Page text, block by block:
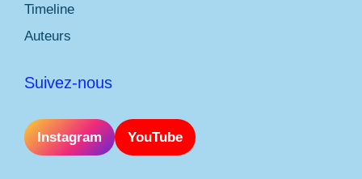
Timeline
Auteurs
Suivez-nous
Instagram YouTube